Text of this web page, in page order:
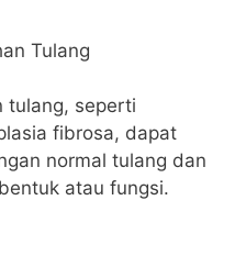
Tulang
tulang, seperti
fibrosa, dapat
normal tulang dan
atau fungsi.